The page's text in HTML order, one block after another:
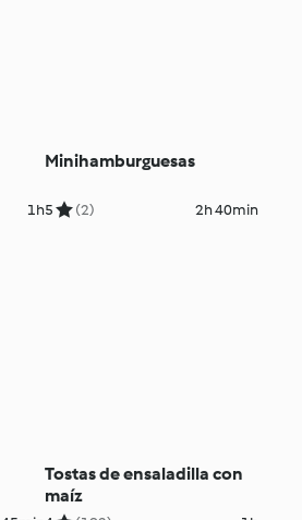
1h
Minihamburguesas
5 (2) 2h 40min
Tostas de ensaladilla con
maíz